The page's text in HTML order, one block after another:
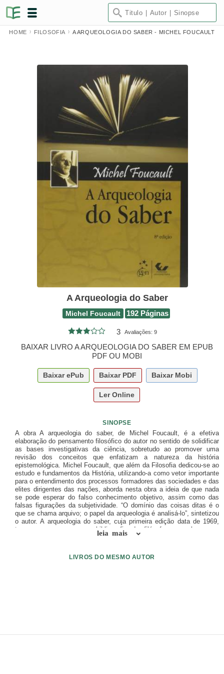
HOME FILOSOFIA A ARQUEOLOGIA DO SABER - MICHEL FOUCAULT
A Arqueologia do Saber
Michel Foucault 192 Páginas
3 Avaliações: 9
BAIXAR LIVRO A ARQUEOLOGIA DO SABER EM EPUB
PDF OU MOBI
Baixar ePub Baixar PDF Baixar Mobi
Ler Online
SINOPSE
A obra A arqueologia do saber, de Michel Foucault, é a efetiva
elaboração do pensamento filosófico do autor no sentido de solidificar
as bases investigativas da ciência, sobretudo ao promover uma
revisão dos conceitos que enfatizam a natureza da história
epistemológica. Michel Foucault, que além da Filosofia dedicou-se ao
estudo e fundamentos da História, utilizando-a como vetor importante
para o entendimento dos processos formadores das sociedades e das
elites dirigentes das nações, aborda nesta obra a ideia de que nada
se pode esperar do falso conhecimento objetivo, assim como das
falsas figurações da subjetividade. “O domínio das coisas ditas é o
que se chama arquivo; o papel da arqueologia é analisá-lo”, sintetizou
o autor. A arqueologia do saber, cuja primeira edição data de 1969,
tornou-se um marco na bibliografia do filósofo, o qual sempre
questionou as instituições sociais, primordialmente a psiquiatria e a
ao centrar seu estudos na vida e nos processos de subjetivação. A
obra, agora reeditada, continua atual, e sugere novos caminhos para a
leia mais
LIVROS DO MESMO AUTOR